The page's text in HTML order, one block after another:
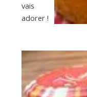
vais
adorer !